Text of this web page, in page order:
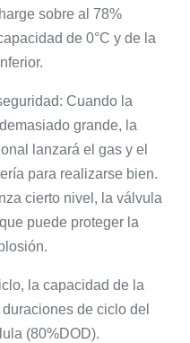
sobre al 78%
de 0°C y de la
Cuando la
grande, la
lanzará el gas y el
para realizarse bien.
cierto nivel, la válvula
puede proteger la
la capacidad de la
de ciclo del
(80%DOD).